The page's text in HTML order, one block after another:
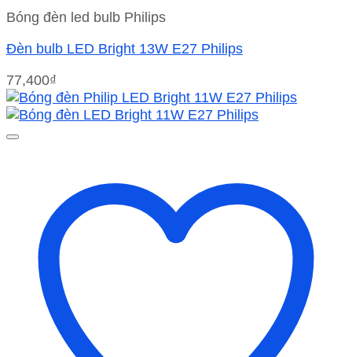
Bóng đèn led bulb Philips
Đèn bulb LED Bright 13W E27 Philips
77,400₫